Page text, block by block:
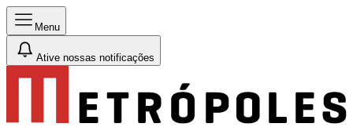
Menu
Ative nossas notificações